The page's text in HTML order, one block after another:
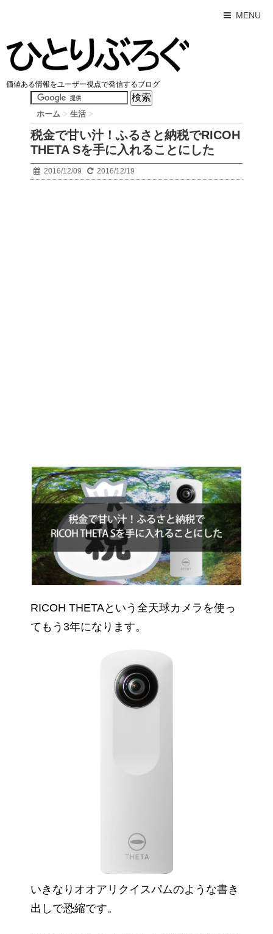
MENU
価値ある情報をユーザー視点で発信するブログ
ホーム > 生活 >
税金で甘い汁！ふるさと納税でRICOH
THETA Sを手に入れることにした
2016/12/09 2016/12/19
RICOH THETAという全天球カメラを使っ
てもう3年になります。
いきなりオオアリクイスパムのような書き
出しで恐縮です。